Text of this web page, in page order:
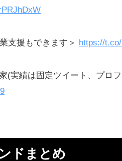
支援もできます＞ https://
実績は固定ツイート、プロ
ドまとめ